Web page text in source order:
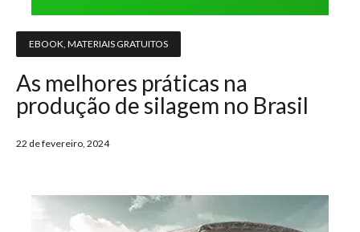
EBOOK, MATERIAIS GRATUITOS
As melhores práticas na
produção de silagem no Brasil
22 de fevereiro, 2024